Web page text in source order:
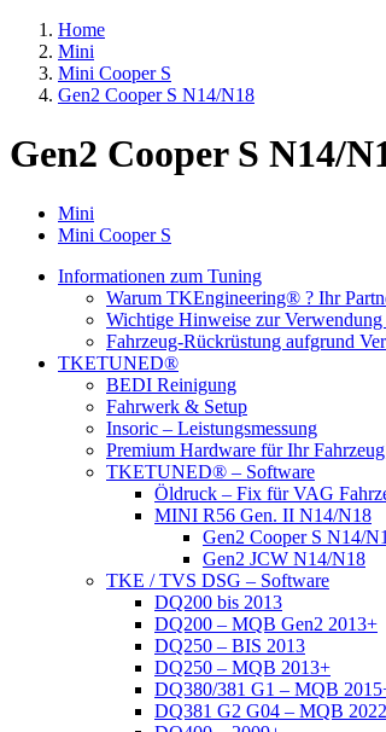
Home
Mini
Mini Cooper S
Gen2 Cooper S N14/N18
Gen2 Cooper S N14/
Mini
Mini Cooper S
Informationen zum Tuning
Warum TKEngineering® ? Ihr
Wichtige Hinweise zur
Fahrzeug-Rückrüstung aufgrund
TKETUNED®
BEDI Reinigung
Fahrwerk & Setup
Insoric – Leistungsmessung
Premium Hardware für Ihr
TKETUNED® – Software
Öldruck – Fix für VAG
MINI R56 Gen. II N14/N18
Gen2 Cooper S N14/
Gen2 JCW N14/N18
TKE / TVS DSG – Software
DQ200 bis 2013
DQ200 – MQB Gen2 2013+
DQ250 – BIS 2013
DQ250 – MQB 2013+
DQ380/381 G1 – MQB
DQ381 G2 G04 – MQB